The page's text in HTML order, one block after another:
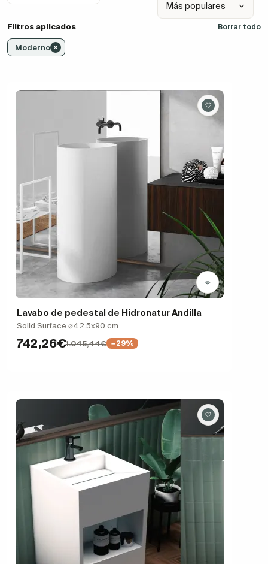
Filtros aplicados Borrar todo
Moderno
Lavabo de pedestal de Hidronatur Andilla
Solid Surface ⌀42.5x90 cm
742,26€1.045,44€ −29%